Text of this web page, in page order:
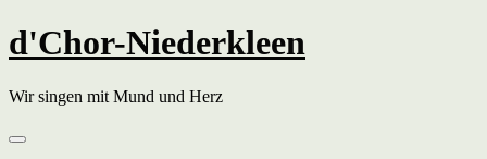
Skip
to
d'Chor-Niederkleen
Wir singen mit Mund und Herz